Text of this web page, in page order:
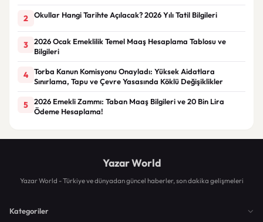
2 Okullar Hangi Tarihte Açılacak? 2026 Yılı Tatil Bilgileri
3
2026 Ocak Emeklilik Temel Maaş Hesaplama Tablosu ve
Bilgileri
4
Torba Kanun Komisyonu Onayladı: Yüksek Aidatlara
Sınırlama, Tapu ve Çevre Yasasında Köklü Değişiklikler
5
2026 Emekli Zammı: Taban Maaş Bilgileri ve 20 Bin Lira
Ödeme Hesaplama!
Yazar World
Yazar World - Türkiye ve dünyadan güncel haberler, son dakika gelişmeleri
Kategoriler